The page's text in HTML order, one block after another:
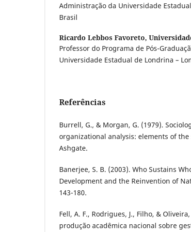
Administração da Universidade
Brasil
Ricardo Lebbos Favoreto,
Professor do Programa de Pós-
Universidade Estadual de Londrina –
Referências
Burrell, G., & Morgan, G. (1979).
organizational analysis: elements of
Ashgate.
Banerjee, S. B. (2003). Who Sustains
Development and the Reinvention of
143-180.
Fell, A. F., Rodrigues, J., Filho, &
produção acadêmica nacional sobre